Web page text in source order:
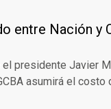
entre Nación y
el presidente Javier
asumirá el